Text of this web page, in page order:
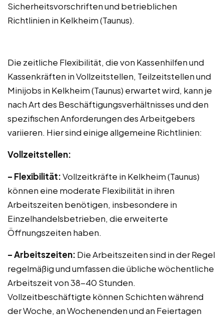
Sicherheitsvorschriften und betrieblichen
Richtlinien in Kelkheim (Taunus).
Die zeitliche Flexibilität, die von Kassenhilfen und
Kassenkräften in Vollzeitstellen, Teilzeitstellen und
Minijobs in Kelkheim (Taunus) erwartet wird, kann je
nach Art des Beschäftigungsverhältnisses und den
spezifischen Anforderungen des Arbeitgebers
variieren. Hier sind einige allgemeine Richtlinien:
Vollzeitstellen:
– Flexibilität:Vollzeitkräfte in Kelkheim (Taunus)
können eine moderate Flexibilität in ihren
Arbeitszeiten benötigen, insbesondere in
Einzelhandelsbetrieben, die erweiterte
Öffnungszeiten haben.
– Arbeitszeiten: Die Arbeitszeiten sind in der Regel
regelmäßig und umfassen die übliche wöchentliche
Arbeitszeit von 38-40 Stunden.
Vollzeitbeschäftigte können Schichten während
der Woche, an Wochenenden und an Feiertagen